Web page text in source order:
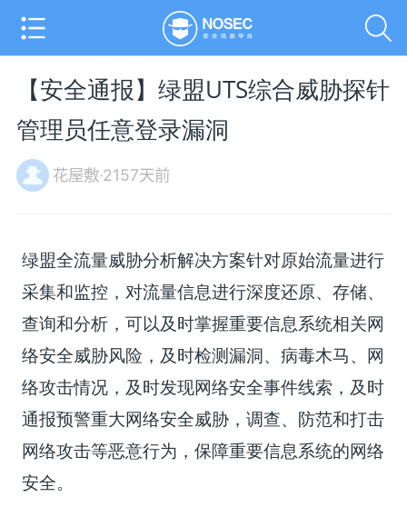
【安全通报】绿盟UTS综合威胁探针
管理员任意登录漏洞
花屋敷·2157天前
绿盟全流量威胁分析解决方案针对原始流量进行
采集和监控，对流量信息进行深度还原、存储、
查询和分析，可以及时掌握重要信息系统相关网
络安全威胁风险，及时检测漏洞、病毒木马、网
络攻击情况，及时发现网络安全事件线索，及时
通报预警重大网络安全威胁，调查、防范和打击
网络攻击等恶意行为，保障重要信息系统的网络
安全。